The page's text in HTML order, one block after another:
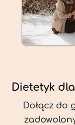
Dietetyk
Dołącz do